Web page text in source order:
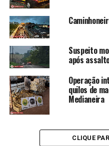
Suspeito
após
Operação
quilos de
Medianeira
CLIQUE